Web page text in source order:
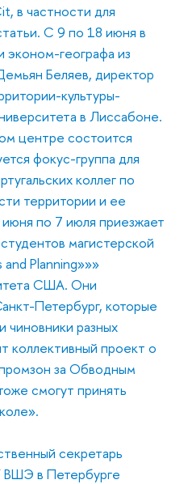
в частности для
С 9 по 18 июня в
эконом-географа из
Беляев, директор
культуры-
в Лиссабоне.
центре состоится
фокус-группа для
коллег по
территории и ее
по 7 июля приезжает
магистерской
Planning»»»
США. Они
Петербург, которые
чиновники разных
коллективный проект о
за Обводным
смогут принять
секретарь
в Петербурге